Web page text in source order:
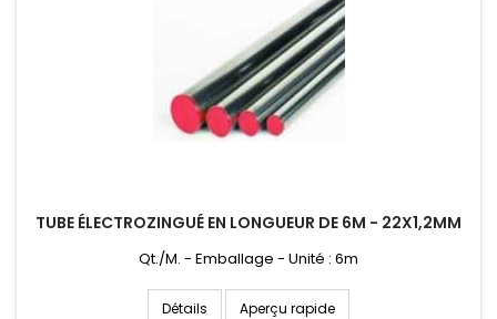
TUBE ÉLECTROZINGUÉ EN LONGUEUR DE 6M - 22X1,2MM
Qt./M. - Emballage - Unité : 6m
Détails Aperçu rapide